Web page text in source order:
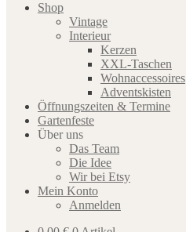
Shop
Vintage
Interieur
Kerzen
XXL-Taschen
Wohnaccessoires
Adventskisten
Öffnungszeiten & Termine
Gartenfeste
Über uns
Das Team
Die Idee
Wir bei Etsy
Mein Konto
Anmelden